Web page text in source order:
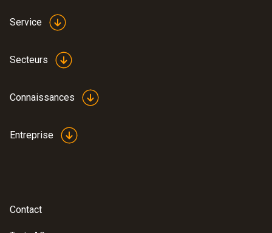
Service
Secteurs
Connaissances
Entreprise
Contact